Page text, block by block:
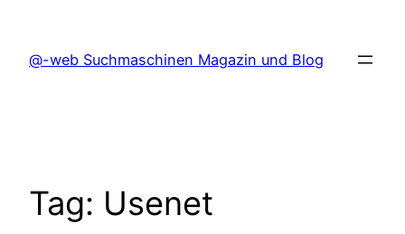
content
@-web Suchmaschinen Magazin und Blog
Tag: Usenet